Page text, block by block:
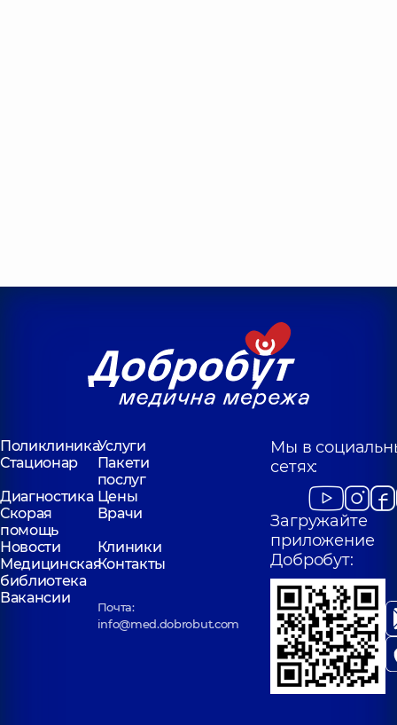
ПоликлиникаУслуги
Стационар
Пакети
послуг
Диагностика Цены
Скорая
помощь
Врачи
Новости
Клиники
Медицинская
библиотека
Контакты
Вакансии
Почта:
info@med.dobrobut.com
Мы в
сетях:
Загружайте
приложение
Добробут: